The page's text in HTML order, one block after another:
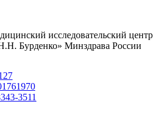
исследовательский центр
Бурденко» Минздрава России
3511